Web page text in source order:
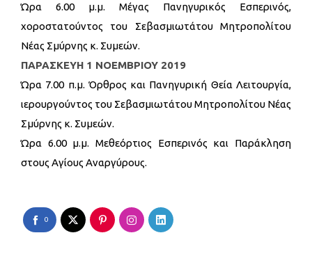
Ώρα 6.00 μ.μ. Μέγας Πανηγυρικός Εσπερινός,
χοροστατούντος του Σεβασμιωτάτου Μητροπολίτου
Νέας Σμύρνης κ. Συμεών.
ΠΑΡΑΣΚΕΥΗ 1 ΝΟΕΜΒΡΙΟΥ 2019
Ώρα 7.00 π.μ. Όρθρος και Πανηγυρική Θεία Λειτουργία,
ιερουργούντος του Σεβασμιωτάτου Μητροπολίτου Νέας
Σμύρνης κ. Συμεών.
Ώρα 6.00 μ.μ. Μεθεόρτιος Εσπερινός και Παράκληση
στους Αγίους Αναργύρους.
0